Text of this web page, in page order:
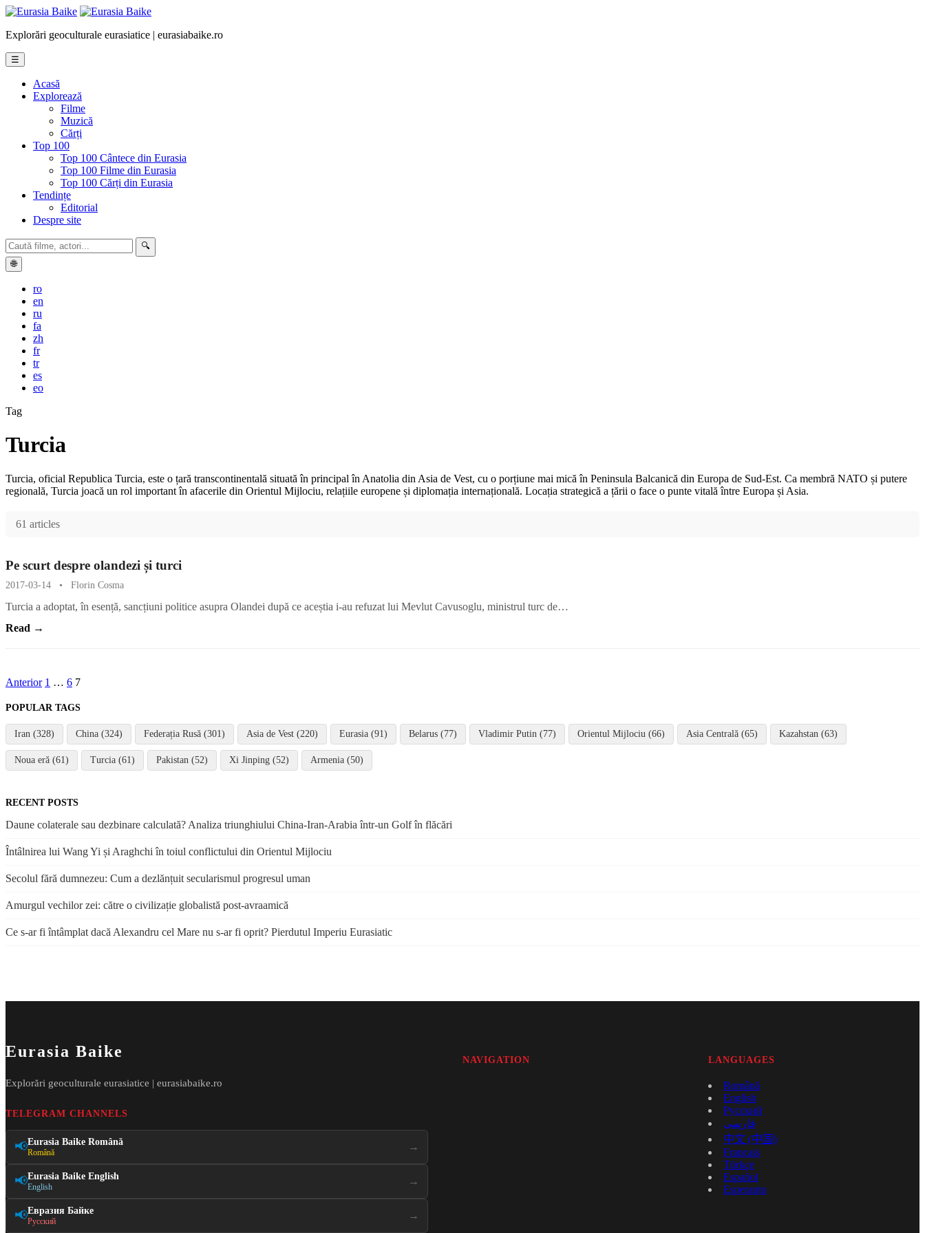
Explorări geoculturale eurasiatice | eurasiabaike.ro
☰
Acasă
Explorează
Filme
Muzică
Cărți
Top 100
Top 100 Cântece din Eurasia
Top 100 Filme din Eurasia
Top 100 Cărți din Eurasia
Tendințe
Editorial
Despre site
🔍
🌐
ro
en
ru
fa
zh
fr
tr
es
eo
Tag
Turcia
Turcia, oficial Republica Turcia, este o țară transcontinentală situată în principal în Anatolia din Asia de Vest, cu o porțiune mai mică în Peninsula Balcanică din Europa de Sud-Est. Ca membră NATO și putere
regională, Turcia joacă un rol important în afacerile din Orientul Mijlociu, relațiile europene și diplomația internațională. Locația strategică a țării o face o punte vitală între Europa și Asia.
61 articles
Pe scurt despre olandezi și turci
2017-03-14 • Florin Cosma
Turcia a adoptat, în esență, sancțiuni politice asupra Olandei după ce aceștia i-au refuzat lui Mevlut Cavusoglu, ministrul turc de…
Read →
Paginație
articole
Anterior 1 … 6 7
POPULAR TAGS
Iran (328) China (324) Federația Rusă (301) Asia de Vest (220) Eurasia (91) Belarus (77) Vladimir Putin (77) Orientul Mijlociu (66) Asia Centrală (65) Kazahstan (63)
Noua eră (61) Turcia (61) Pakistan (52) Xi Jinping (52) Armenia (50)
RECENT POSTS
Daune colaterale sau dezbinare calculată? Analiza triunghiului China-Iran-Arabia într-un Golf în flăcări
Întâlnirea lui Wang Yi și Araghchi în toiul conflictului din Orientul Mijlociu
Secolul fără dumnezeu: Cum a dezlănțuit secularismul progresul uman
Amurgul vechilor zei: către o civilizație globalistă post-avraamică
Ce s-ar fi întâmplat dacă Alexandru cel Mare nu s-ar fi oprit? Pierdutul Imperiu Eurasiatic
Eurasia Baike
Explorări geoculturale eurasiatice | eurasiabaike.ro
TELEGRAM CHANNELS
📢Eurasia Baike Română
Română →
📢Eurasia Baike English
English →
📢Евразия Байке
Русский →
NAVIGATION LANGUAGES
Română
English
Русский
فارسی
中文 (中国)
Français
Türkçe
Español
Esperanto